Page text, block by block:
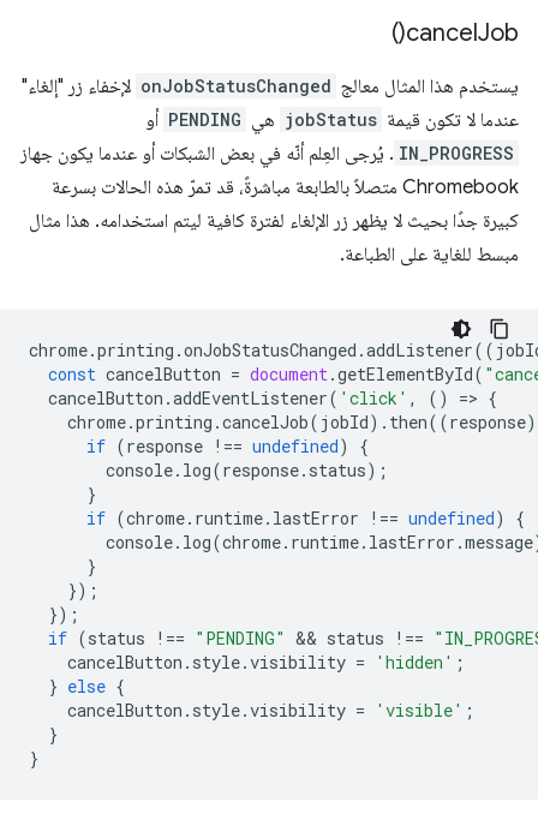
cancelJob(
)
يستخدم هذا المثال معالج onJobStatusChanged لإخفاء زر "إلغاء"
عندما لا تكون قيمة jobStatus هي PENDING أو
IN_PROGRESS . يُرجى العِلم أنّه في بعض الشبكات أو عندما يكون جهاز
Chromebook متصلاً بالطابعة مباشرةً، قد تمرّ هذه الحالات بسرعة
كبيرة جدًا بحيث لا يظهر زر الإلغاء لفترة كافية ليتم استخدامه. هذا مثال
مبسط للغاية على الطباعة.
chrome.printing .onJobStatusChanged .addListener((
const cancelButton = document.getElementById(
cancelButton .addEventListener( 'click' , () => {
chrome.printing .cancelJob( jobId). then((response)
if (response !== undefined)
{
console. log(response. status);
}
if (chrome. runtime. lastError !== undefined)
{
console. log(chrome. runtime. lastError .message
}
});
});
if (status !== "PENDING" && status !==
cancelButton . style.visibility = 'hidden' ;
} else {
cancelButton . style.visibility = 'visible' ;
}
}